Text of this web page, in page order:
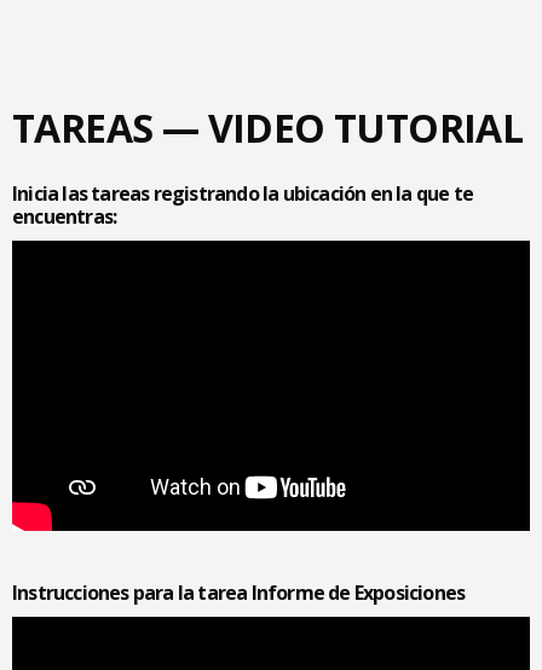
TAREAS — VIDEO TUTORIAL
Inicia las tareas registrando la ubicación en la que te
encuentras:
Instrucciones para la tarea Informe de Exposiciones